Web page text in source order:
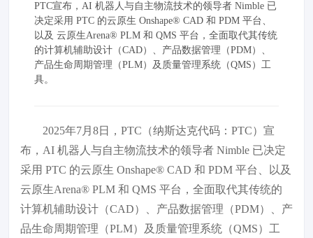
PTC宣布，AI 机器人与自主物流技术的领导者 Nimble 已
决定采用 PTC 的云原生 Onshape® CAD 和 PDM 平台、
以及 云原生Arena® PLM 和 QMS 平台，全面取代其传统
的计算机辅助设计（CAD）、产品数据管理（PDM）、
产品生命周期管理（PLM）及质量管理系统（QMS）工
具。
2025年7月8日，PTC（纳斯达克代码：PTC）宣
布，AI 机器人与自主物流技术的领导者 Nimble 已决定
采用 PTC 的云原生 Onshape® CAD 和 PDM 平台、以及
云原生Arena® PLM 和 QMS 平台，全面取代其传统的
计算机辅助设计（CAD）、产品数据管理（PDM）、产
品生命周期管理（PLM）及质量管理系统（QMS）工